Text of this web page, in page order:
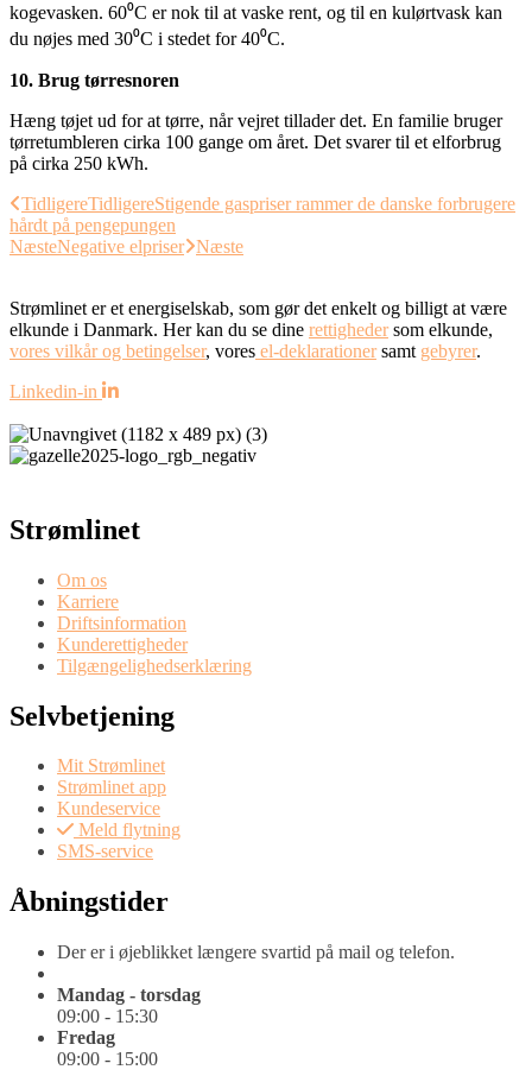
kogevasken. 60⁰C er nok til at vaske rent, og til en kulørtvask kan
du nøjes med 30⁰C i stedet for 40⁰C.
10. Brug tørresnoren
Hæng tøjet ud for at tørre, når vejret tillader det. En familie bruger
tørretumbleren cirka 100 gange om året. Det svarer til et elforbrug
på cirka 250 kWh.
TidligereTidligereStigende gaspriser rammer de danske forbrugere
hårdt på pengepungen
NæsteNegative elpriser Næste
Strømlinet er et energiselskab, som gør det enkelt og billigt at være
elkunde i Danmark. Her kan du se dine rettighedersom elkunde,
vores vilkår og betingelser, vores el-deklarationersamt gebyrer.
Linkedin-in
Strømlinet
Om os
Karriere
Driftsinformation
Kunderettigheder
Tilgængelighedserklæring
Selvbetjening
Mit Strømlinet
Strømlinet app
Kundeservice
Meld flytning
SMS-service
Åbningstider
Der er i øjeblikket længere svartid på mail og telefon.
Mandag - torsdag
09:00 - 15:30
Fredag
09:00 - 15:00